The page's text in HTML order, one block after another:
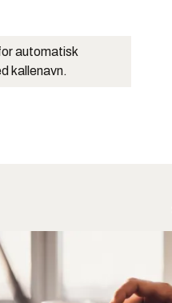
automatisk
kallenavn.